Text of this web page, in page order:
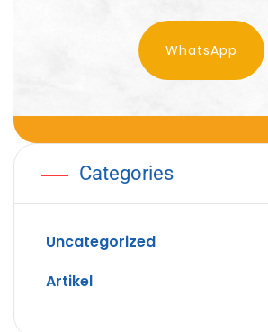
WhatsApp
Categories
Uncategorized
Artikel